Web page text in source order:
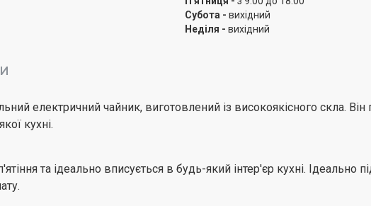
Субота - вихідний
Неділя - вихідний
електричний чайник, виготовлений із високоякісного скла.
кухні.
та ідеально вписується в будь-який інтер'єр кухні. Ідеально